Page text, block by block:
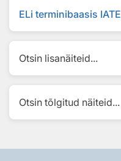
ELi terminibaasis IATE
Otsin lisanäiteid...
Otsin tõlgitud näiteid...